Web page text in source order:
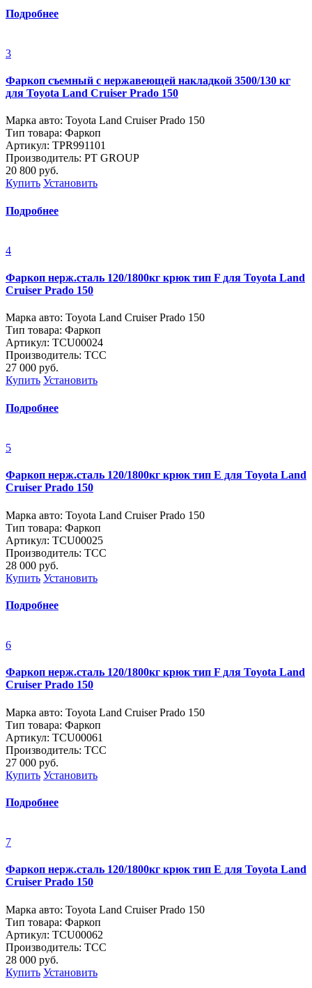
Подробнее
3
Фаркоп съемный с нержавеющей накладкой 3500/130 кг
для Toyota Land Cruiser Prado 150
Марка авто: Toyota Land Cruiser Prado 150
Тип товара: Фаркоп
Артикул: TPR991101
Производитель: PT GROUP
20 800 руб.
Купить Установить
Подробнее
4
Фаркоп нерж.сталь 120/1800кг крюк тип F для Toyota Land
Cruiser Prado 150
Марка авто: Toyota Land Cruiser Prado 150
Тип товара: Фаркоп
Артикул: TCU00024
Производитель: ТСС
27 000 руб.
Купить Установить
Подробнее
5
Фаркоп нерж.сталь 120/1800кг крюк тип E для Toyota Land
Cruiser Prado 150
Марка авто: Toyota Land Cruiser Prado 150
Тип товара: Фаркоп
Артикул: TCU00025
Производитель: ТСС
28 000 руб.
Купить Установить
Подробнее
6
Фаркоп нерж.сталь 120/1800кг крюк тип F для Toyota Land
Cruiser Prado 150
Марка авто: Toyota Land Cruiser Prado 150
Тип товара: Фаркоп
Артикул: TCU00061
Производитель: ТСС
27 000 руб.
Купить Установить
Подробнее
7
Фаркоп нерж.сталь 120/1800кг крюк тип E для Toyota Land
Cruiser Prado 150
Марка авто: Toyota Land Cruiser Prado 150
Тип товара: Фаркоп
Артикул: TCU00062
Производитель: ТСС
28 000 руб.
Купить Установить